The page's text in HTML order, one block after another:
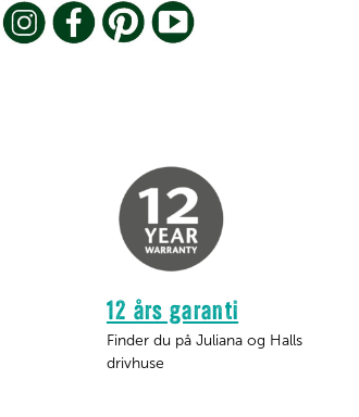
12 års garanti
Finder du på Juliana og Halls
drivhuse